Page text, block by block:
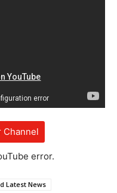
Channel
error.
Latest News